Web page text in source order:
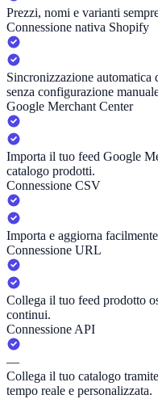
Prezzi, nomi e varianti
Connessione nativa Shopify
Sincronizzazione
senza configurazione
Google Merchant Center
Importa il tuo feed Google
catalogo prodotti.
Connessione CSV
Importa e aggiorna
Connessione URL
Collega il tuo feed prodotto
continui.
Connessione API
—
Collega il tuo catalogo
tempo reale e personalizzata.